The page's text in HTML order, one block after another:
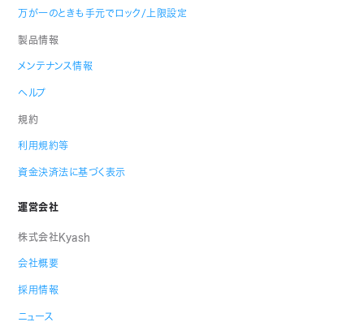
万が一のときも手元でロック/上限設定
製品情報
メンテナンス情報
ヘルプ
規約
利用規約等
資金決済法に基づく表示
運営会社
株式会社Kyash
会社概要
採用情報
ニュース